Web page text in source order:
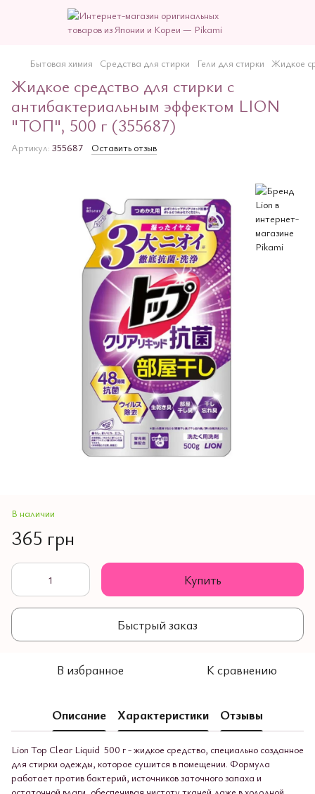
Бытовая химия Средства для стирки Гели для стирки Жидкое
Жидкое средство для стирки с
антибактериальным эффектом LION
"ТОП", 500 г (355687)
Артикул: 355687 Оставить отзыв
В наличии
365 грн
Купить
Быстрый заказ
В избранное К сравнению
Описание Характеристики Отзывы
Lion Top Clear Liquid 500 г - жидкое средство, специально созданное
для стирки одежды, которое сушится в помещении. Формула
работает против бактерий, источников заточного запаха и